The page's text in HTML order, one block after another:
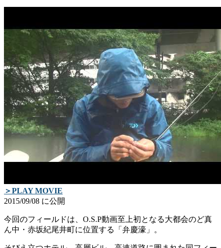
ウ
ま
ウ
ま
す)
＞PLAY MOVIE
2015/09/08 に公開
今回のフィールドは、O.S.P動画至上初となる大都会のど真
ん中・赤坂紀尾井町に位­置する「弁慶濠」。